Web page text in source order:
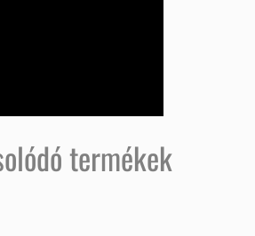
termékek